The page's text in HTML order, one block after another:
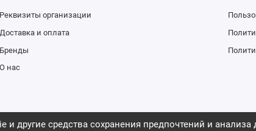
другие средства сохранения предпочтений и анализа
Реквизиты организации
Доставка и оплата
Бренды
О нас